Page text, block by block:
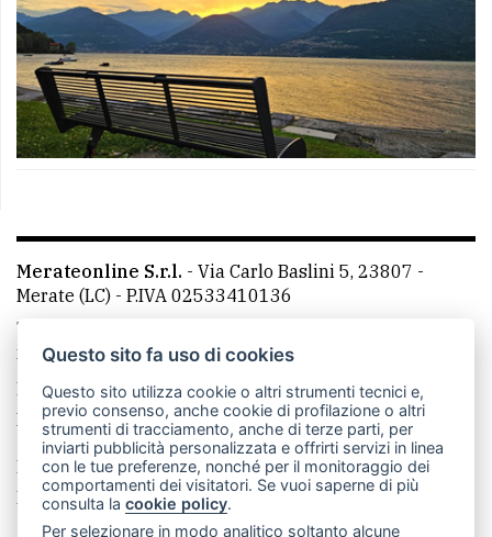
Merateonline S.r.l. - Via Carlo Baslini 5, 23807 -
Merate (LC) - P.IVA 02533410136
Telefono:
mail: redazione@leccoonline.com
La redazione
MerateOnline CasateOnline
RSS
Made by VIP
Privacy policy
Cookie policy
Rivedi le tue scelte sui cookie
Questo sito fa uso di cookies
Questo sito utilizza cookie o altri strumenti tecnici e,
previo consenso, anche cookie di profilazione o altri
strumenti di tracciamento, anche di terze parti, per
inviarti pubblicità personalizzata e offrirti servizi in linea
con le tue preferenze, nonché per il monitoraggio dei
comportamenti dei visitatori. Se vuoi saperne di più
consulta lacookie policy.
Per selezionare in modo analitico soltanto alcune